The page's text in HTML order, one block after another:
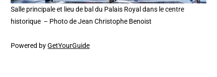
Salle principale et lieu de bal du Palais Royal dans le centre
historique – Photo de Jean Christophe Benoist
Powered byGetYourGuide